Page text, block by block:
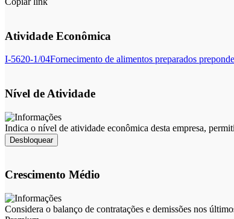
Atividade Econômica
I-5620-1/04Fornecimento de alimentos preparados
Nível de Atividade
Indica o nível de atividade econômica desta empresa,
Desbloquear
Crescimento Médio
Considera o balanço de contratações e demissões nos